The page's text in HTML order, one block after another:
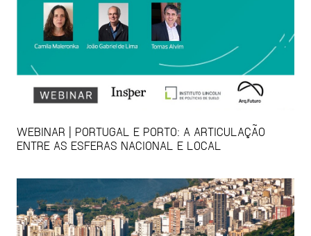
WEBINAR | PORTUGAL E PORTO: A ARTICULAÇÃO
ENTRE AS ESFERAS NACIONAL E LOCAL